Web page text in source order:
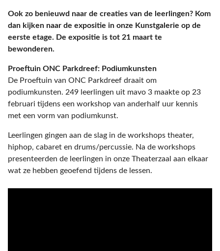
Ook zo benieuwd naar de creaties van de leerlingen? Kom
dan kijken naar de expositie in onze Kunstgalerie op de
eerste etage. De expositie is tot 21 maart te
bewonderen.
Proeftuin ONC Parkdreef: Podiumkunsten
De Proeftuin van ONC Parkdreef draait om
podiumkunsten. 249 leerlingen uit mavo 3 maakte op 23
februari tijdens een workshop van anderhalf uur kennis
met een vorm van podiumkunst.
Leerlingen gingen aan de slag in de workshops theater,
hiphop, cabaret en drums/percussie. Na de workshops
presenteerden de leerlingen in onze Theaterzaal aan elkaar
wat ze hebben geoefend tijdens de lessen.